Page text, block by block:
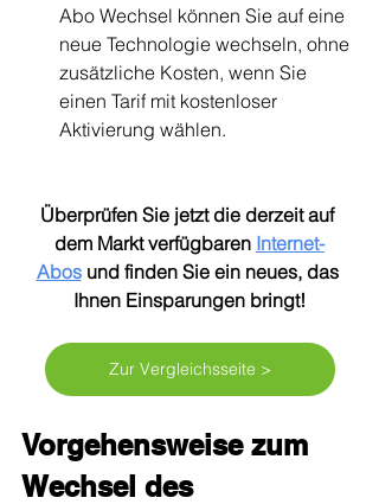
Abo Wechsel können Sie auf eine
neue Technologie wechseln, ohne
zusätzliche Kosten, wenn Sie
einen Tarif mit kostenloser
Aktivierung wählen.
Überprüfen Sie jetzt die derzeit auf
dem Markt verfügbaren Internet-
Abos und finden Sie ein neues, das
Ihnen Einsparungen bringt!
Zur Vergleichsseite >
Vorgehensweise zum
Wechsel des